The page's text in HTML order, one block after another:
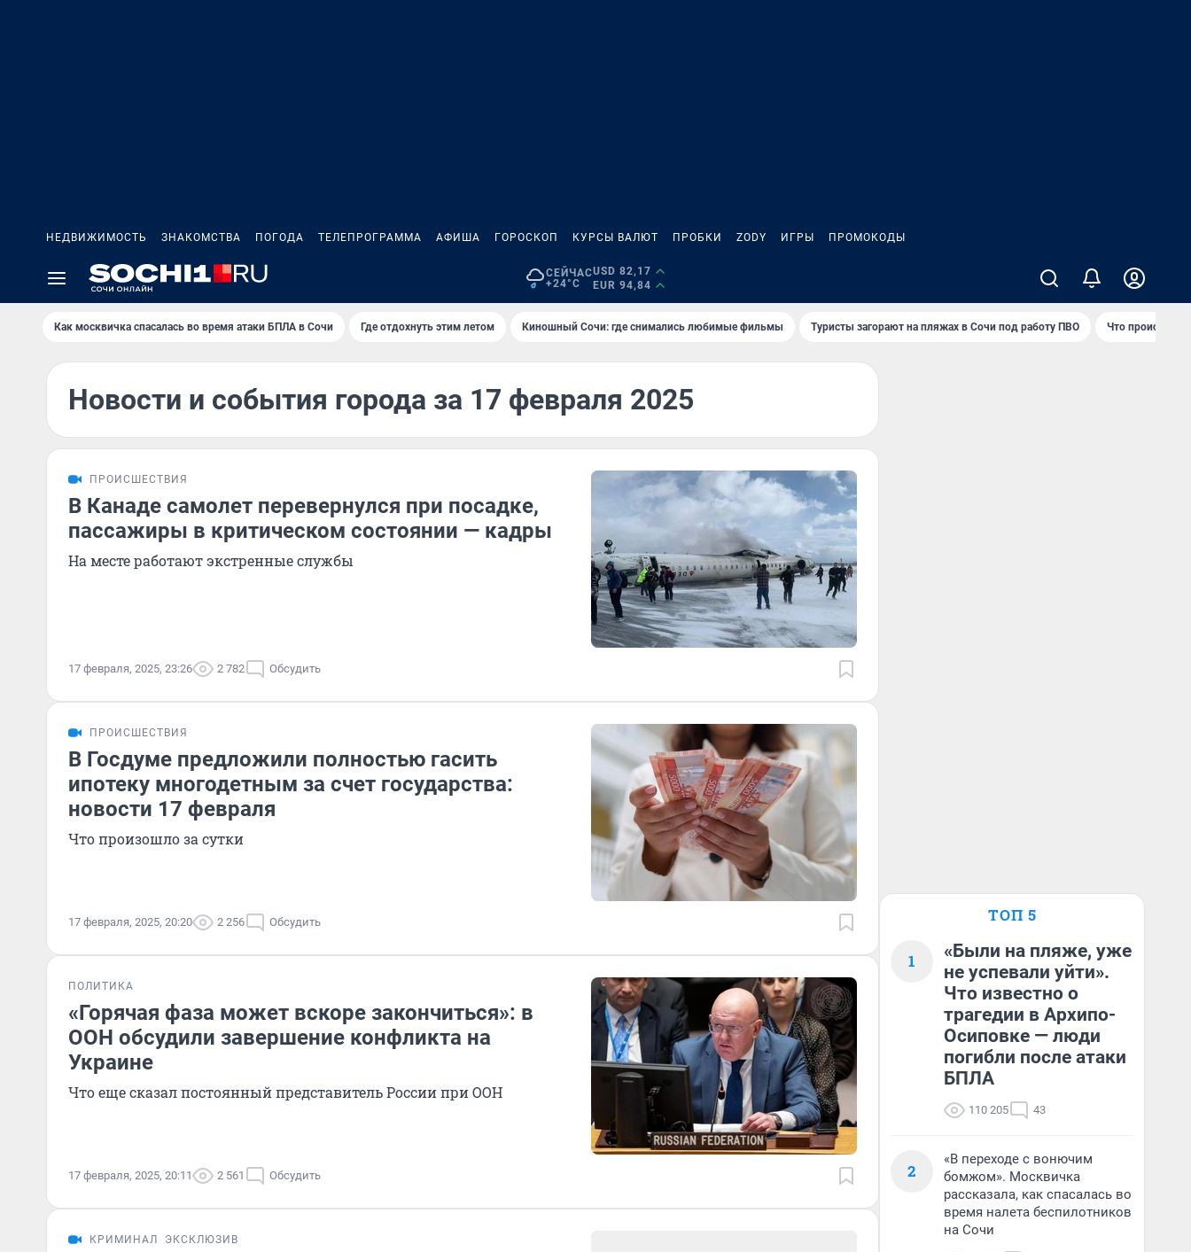
НЕДВИЖИМОСТЬ ЗНАКОМСТВА ПОГОДА ТЕЛЕПРОГРАММА АФИША ГОРОСКОП КУРСЫ ВАЛЮТ ПРОБКИ ZODY ИГРЫ ПРОМОКОДЫ
СЕЙЧАС
+24°C
USD 82,17
EUR 94,84
Как москвичка спасалась во время атаки БПЛА в Сочи Где отдохнуть этим летом Киношный Сочи: где снимались любимые фильмы Туристы загорают на пляжах в Сочи под работу ПВО Что происходит
Новости и события города за 17 февраля 2025
ПРОИСШЕСТВИЯ
В Канаде самолет перевернулся при посадке,
пассажиры в критическом состоянии — кадры
На месте работают экстренные службы
17 февраля, 2025, 23:26 2 782 Обсудить
ПРОИСШЕСТВИЯ
В Госдуме предложили полностью гасить
ипотеку многодетным за счет государства:
новости 17 февраля
Что произошло за сутки
17 февраля, 2025, 20:20 2 256 Обсудить
ПОЛИТИКА
«Горячая фаза может вскоре закончиться»: в
ООН обсудили завершение конфликта на
Украине
Что еще сказал постоянный представитель России при ООН
17 февраля, 2025, 20:11 2 561 Обсудить
КРИМИНАЛ ЭКСКЛЮЗИВ
ТОП 5
1
«Были на пляже, уже
не успевали уйти».
Что известно о
трагедии в Архипо-
Осиповке — люди
погибли после атаки
БПЛА
110 205 43
2
«В переходе с вонючим
бомжом». Москвичка
рассказала, как спасалась во
время налета беспилотников
на Сочи